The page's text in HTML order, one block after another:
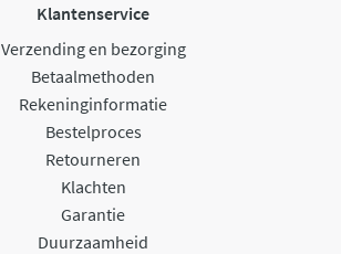
Klantenservice
Verzending en bezorging
Betaalmethoden
Rekeninginformatie
Bestelproces
Retourneren
Klachten
Garantie
Duurzaamheid